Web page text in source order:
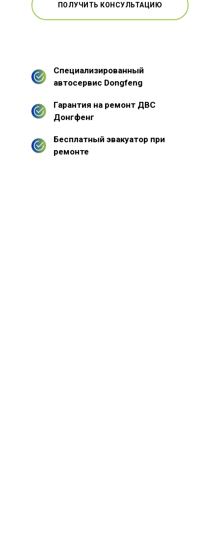
ПОЛУЧИТЬ КОНСУЛЬТАЦИЮ
Специализированный
автосервис Dongfeng
Гарантия на ремонт ДВС
Донгфенг
Бесплатный эвакуатор при
ремонте